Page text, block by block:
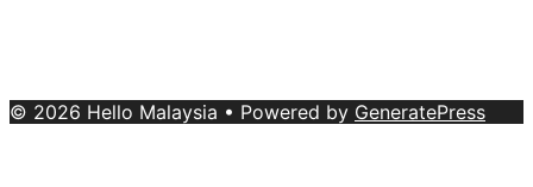
© 2026 Hello Malaysia • Powered by GeneratePress